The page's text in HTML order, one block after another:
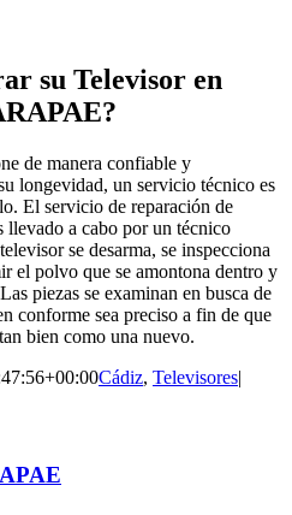
su Televisor en
de manera confiable y
longevidad, un servicio técnico es
El servicio de reparación de
a cabo por un técnico
se desarma, se inspecciona
el polvo que se amontona dentro y
piezas se examinan en busca de
conforme sea preciso a fin de que
bien como una nuevo.
Cádiz, Televisores|